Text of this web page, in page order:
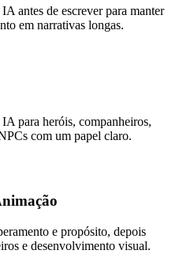
antes de escrever para manter
em narrativas longas.
para heróis, companheiros,
com um papel claro.
e propósito, depois
e desenvolvimento visual.